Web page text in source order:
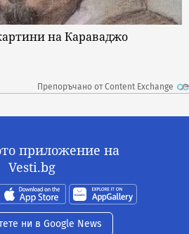
на Караваджо
Препоръчано от Content Exchange
приложение на
Vesti.bg
ни в Google News